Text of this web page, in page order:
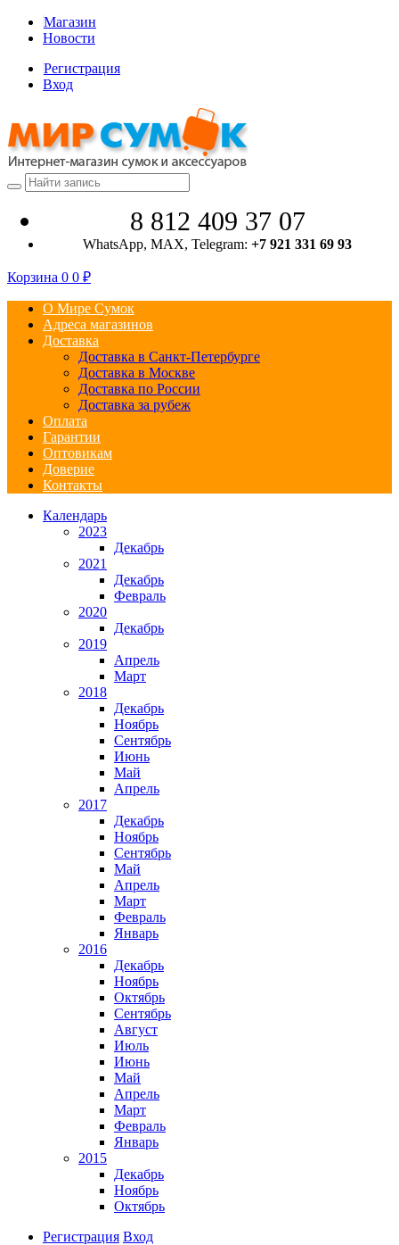
Магазин
Новости
Регистрация
Вход
8 812 409 37 07
WhatsApp, MAX, Telegram: +7 921 331 69 93
Корзина 0 0 ₽
О Мире Сумок
Адреса магазинов
Доставка
Доставка в Санкт-Петербурге
Доставка в Москве
Доставка по России
Доставка за рубеж
Оплата
Гарантии
Оптовикам
Доверие
Контакты
Календарь
2023
Декабрь
2021
Декабрь
Февраль
2020
Декабрь
2019
Апрель
Март
2018
Декабрь
Ноябрь
Сентябрь
Июнь
Май
Апрель
2017
Декабрь
Ноябрь
Сентябрь
Май
Апрель
Март
Февраль
Январь
2016
Декабрь
Ноябрь
Октябрь
Сентябрь
Август
Июль
Июнь
Май
Апрель
Март
Февраль
Январь
2015
Декабрь
Ноябрь
Октябрь
Регистрация Вход